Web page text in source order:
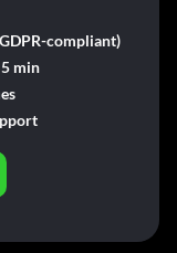
compliant)
min